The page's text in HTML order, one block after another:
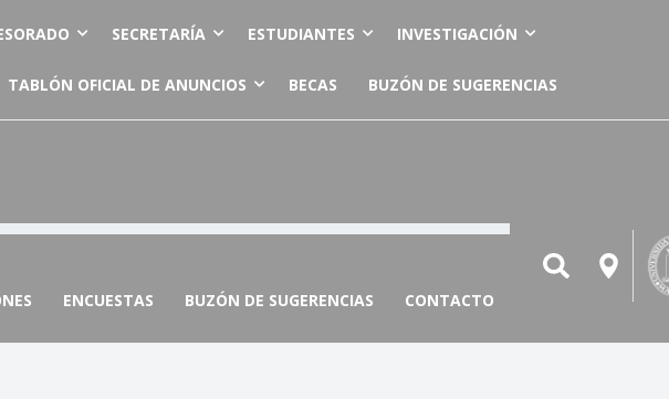
SECRETARÍA ESTUDIANTES INVESTIGACIÓN
TABLÓN OFICIAL DE ANUNCIOS BECAS BUZÓN DE SUGERENCIAS
ENCUESTAS BUZÓN DE SUGERENCIAS CONTACTO